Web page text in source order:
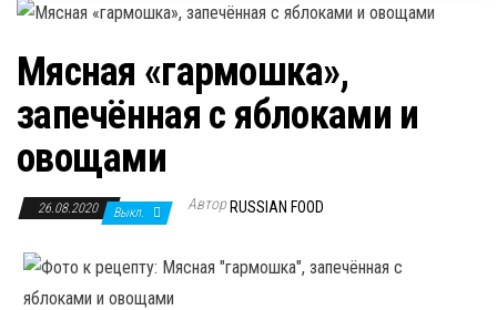
Мясная «гармошка»,
запечённая с яблоками и
овощами
26.08.2020 Выкл. Автор RUSSIAN FOOD